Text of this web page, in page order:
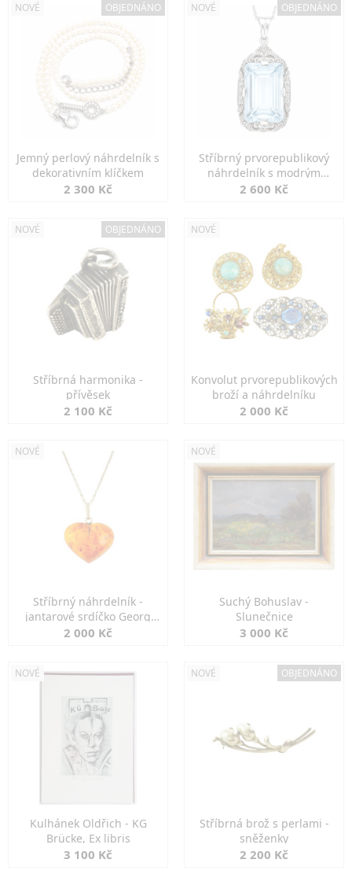
NOVÉ OBJEDNÁNO
Jemný perlový náhrdelník s
dekorativním klíčkem
2 300 Kč
NOVÉ OBJEDNÁNO
Stříbrný prvorepublikový
náhrdelník s modrým
spinelem
2 600 Kč
NOVÉ OBJEDNÁNO
Stříbrná harmonika -
přívěsek
2 100 Kč
NOVÉ
Konvolut prvorepublikových
broží a náhrdelníku
2 000 Kč
NOVÉ
Stříbrný náhrdelník -
jantarové srdíčko Georg
Kramer
2 000 Kč
NOVÉ
Suchý Bohuslav -
Slunečnice
3 000 Kč
NOVÉ
Kulhánek Oldřich - KG
Brücke, Ex libris
3 100 Kč
NOVÉ OBJEDNÁNO
Stříbrná brož s perlami -
sněženky
2 200 Kč